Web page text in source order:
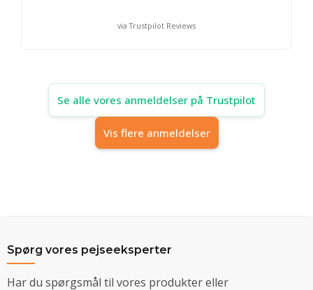
via Trustpilot Reviews
Se alle vores anmeldelser på Trustpilot
Vis flere anmeldelser
Spørg vores pejseeksperter
Har du spørgsmål til vores produkter eller